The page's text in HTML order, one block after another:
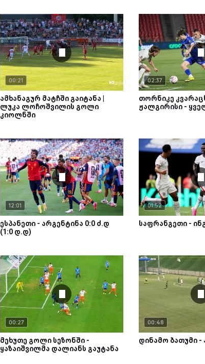
00:21
ამხანაგურ მატჩში გაიტანა |
ლუკა ლოჩოშვილის გოლი
კიოლნში
02:37
თორნიკე
ჟალგირისი -
12:01
ესპანეთი - არგენტინა 0:0 ძ.დ
(1:0 დ.დ)
01:52
საფრანგეთი -
00:27
მეხუთე გოლი სეზონში -
ყაზაიშვილმა დალიანს გაუტანა
00:48
დინამო ბათუმი -